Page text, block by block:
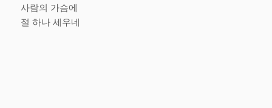
사람의 가슴에
절 하나 세우네